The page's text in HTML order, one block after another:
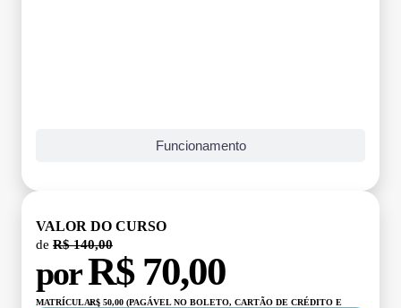
Funcionamento
VALOR DO CURSO
de R$ 140,00
porR$ 70,00
MATRÍCULA:R$ 50,00 (PAGÁVEL NO BOLETO, CARTÃO DE CRÉDITO E